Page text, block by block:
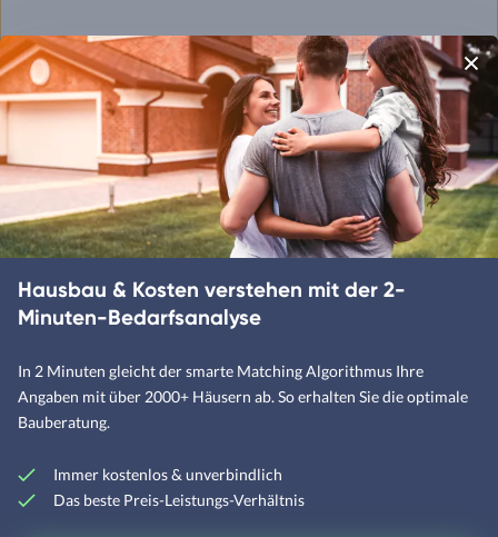
Hausbau & Kosten verstehen mit der 2-
Minuten-Bedarfsanalyse
In 2 Minuten gleicht der smarte Matching Algorithmus Ihre
Angaben mit über 2000+ Häusern ab. So erhalten Sie die optimale
Bauberatung.
Immer kostenlos & unverbindlich
Das beste Preis-Leistungs-Verhältnis